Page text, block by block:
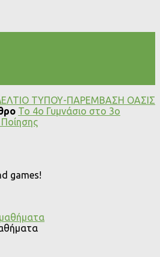
ΤΥΠΟΥ-ΠΑΡΕΜΒΑΣΗ ΟΑΣΙΣ
Το 4ο Γυμνάσιο στο 3ο
games!